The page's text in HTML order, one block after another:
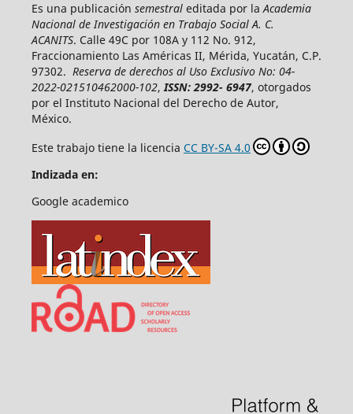
Es una publicación semestraleditada por la Academia
Nacional de Investigación en Trabajo Social A. C.
ACANITS. Calle 49C por 108A y 112 No. 912,
Fraccionamiento Las Américas II, Mérida, Yucatán, C.P.
97302. Reserva de derechos al Uso Exclusivo No: 04-
2022-021510462000-102,ISSN: 2992- 6947, otorgados
por el Instituto Nacional del Derecho de Autor,
México.
Este trabajo tiene la licencia CC BY-SA 4.0
Indizada en:
Google academico